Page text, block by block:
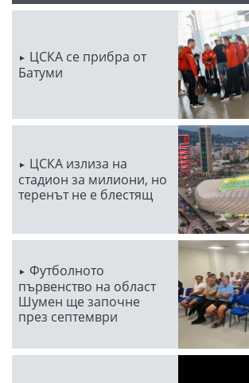
ЦСКА се прибра от
Батуми
ЦСКА излиза на
стадион за милиони, но
теренът не е блестящ
Футболното
първенство на област
Шумен ще започне
през септември